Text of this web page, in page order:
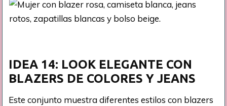
IDEA 14: LOOK ELEGANTE CON
BLAZERS DE COLORES Y JEANS
Este conjunto muestra diferentes estilos con blazers